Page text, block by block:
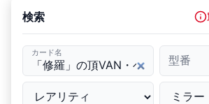
検索
カード名
型番